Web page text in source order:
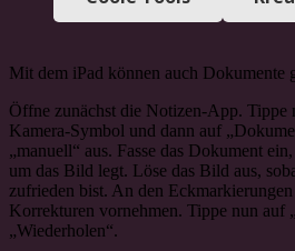
Mit dem iPad können auch Dokumente
Öffne zunächst die Notizen-App. Tippe
Kamera-Symbol und dann auf
„manuell“ aus. Fasse das Dokument
um das Bild legt. Löse das Bild aus,
zufrieden bist. An den
Korrekturen vornehmen. Tippe nun auf
„Wiederholen“.